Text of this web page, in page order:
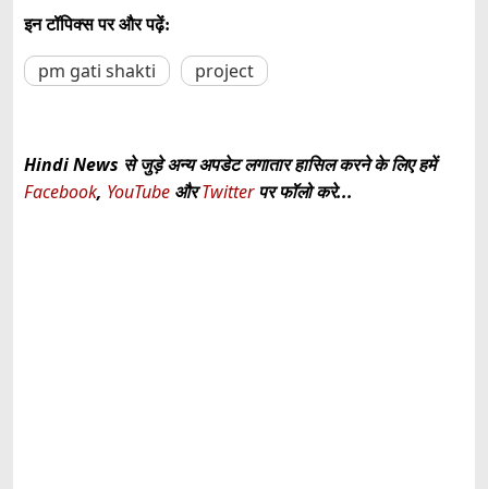
इन टॉपिक्स पर और पढ़ें:
pm gati shakti project
Hindi News से जुड़े अन्य अपडेट लगातार हासिल करने के लिए हमें
Facebook, YouTube औरTwitterपर फॉलो करे...